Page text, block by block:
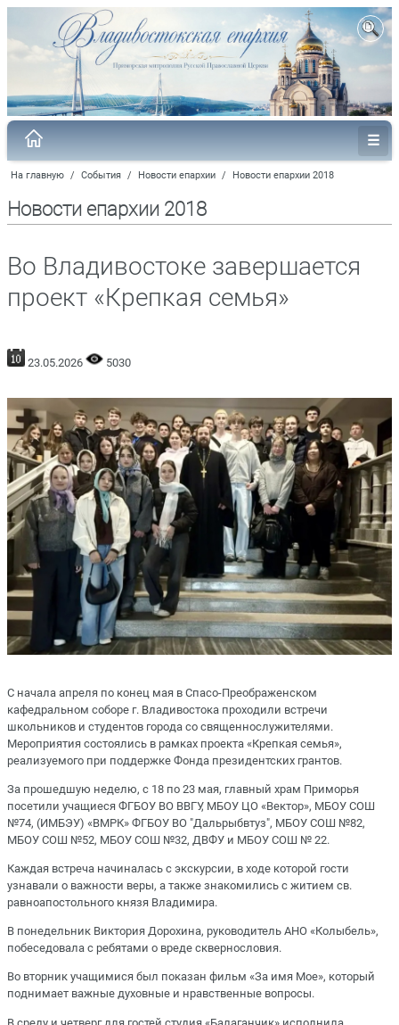
На главную / События / Новости епархии / Новости епархии 2018
Новости епархии 2018
Во Владивостоке завершается
проект «Крепкая семья»
23.05.2026 5030
С начала апреля по конец мая в Спасо-Преображенском
кафедральном соборе г. Владивостока проходили встречи
школьников и студентов города со священнослужителями.
Мероприятия состоялись в рамках проекта «Крепкая семья»,
реализуемого при поддержке Фонда президентских грантов.
За прошедшую неделю, с 18 по 23 мая, главный храм Приморья
посетили учащиеся ФГБОУ ВО ВВГУ, МБОУ ЦО «Вектор», МБОУ СОШ
№74, (ИМБЭУ) «ВМРК» ФГБОУ ВО "Дальрыбвтуз", МБОУ СОШ №82,
МБОУ СОШ №52, МБОУ СОШ №32, ДВФУ и МБОУ СОШ № 22.
Каждая встреча начиналась с экскурсии, в ходе которой гости
узнавали о важности веры, а также знакомились с житием св.
равноапостольного князя Владимира.
В понедельник Виктория Дорохина, руководитель АНО «Колыбель»,
побеседовала с ребятами о вреде сквернословия.
Во вторник учащимися был показан фильм «За имя Мое», который
поднимает важные духовные и нравственные вопросы.